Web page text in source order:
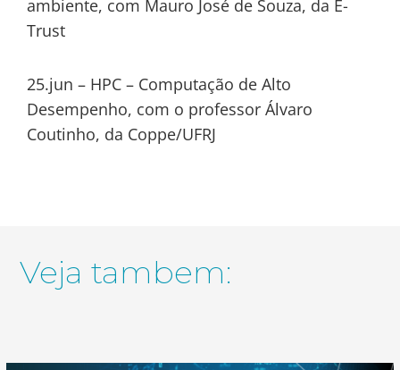
ambiente, com Mauro José de Souza, da E-
Trust
25.jun – HPC – Computação de Alto
Desempenho, com o professor Álvaro
Coutinho, da Coppe/UFRJ
Veja tambem: